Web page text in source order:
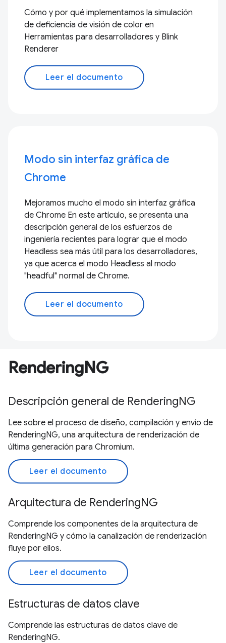
Cómo y por qué implementamos la simulación
de deficiencia de visión de color en
Herramientas para desarrolladores y Blink
Renderer
Leer el documento
Modo sin interfaz gráfica de
Chrome
Mejoramos mucho el modo sin interfaz gráfica
de Chrome En este artículo, se presenta una
descripción general de los esfuerzos de
ingeniería recientes para lograr que el modo
Headless sea más útil para los desarrolladores,
ya que acerca el modo Headless al modo
"headful" normal de Chrome.
Leer el documento
RenderingNG
Descripción general de RenderingNG
Lee sobre el proceso de diseño, compilación y envío de
RenderingNG, una arquitectura de renderización de
última generación para Chromium.
Leer el documento
Arquitectura de RenderingNG
Comprende los componentes de la arquitectura de
RenderingNG y cómo la canalización de renderización
fluye por ellos.
Leer el documento
Estructuras de datos clave
Comprende las estructuras de datos clave de
RenderingNG.